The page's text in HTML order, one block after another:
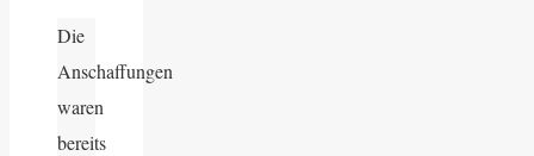
Die
Anschaffungen
waren
bereits